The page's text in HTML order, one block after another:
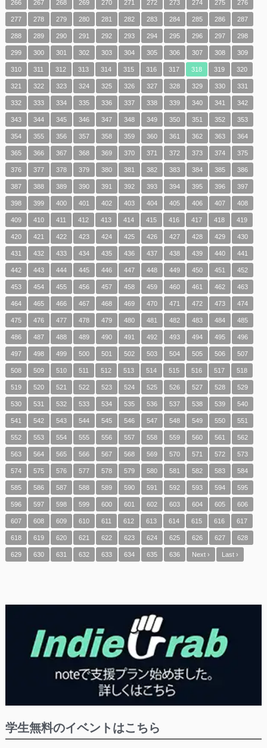
266 267 268 269 270 271 272 273 274 275 276
277 278 279 280 281 282 283 284 285 286 287
288 289 290 291 292 293 294 295 296 297 298
299 300 301 302 303 304 305 306 307 308 309
310 311 312 313 314 315 316 317 318 319 320
321 322 323 324 325 326 327 328 329 330 331
332 333 334 335 336 337 338 339 340 341 342
343 344 345 346 347 348 349 350 351 352 353
354 355 356 357 358 359 360 361 362 363 364
365 366 367 368 369 370 371 372 373 374 375
376 377 378 379 380 381 382 383 384 385 386
387 388 389 390 391 392 393 394 395 396 397
398 399 400 401 402 403 404 405 406 407 408
409 410 411 412 413 414 415 416 417 418 419
420 421 422 423 424 425 426 427 428 429 430
431 432 433 434 435 436 437 438 439 440 441
442 443 444 445 446 447 448 449 450 451 452
453 454 455 456 457 458 459 460 461 462 463
464 465 466 467 468 469 470 471 472 473 474
475 476 477 478 479 480 481 482 483 484 485
486 487 488 489 490 491 492 493 494 495 496
497 498 499 500 501 502 503 504 505 506 507
508 509 510 511 512 513 514 515 516 517 518
519 520 521 522 523 524 525 526 527 528 529
530 531 532 533 534 535 536 537 538 539 540
541 542 543 544 545 546 547 548 549 550 551
552 553 554 555 556 557 558 559 560 561 562
563 564 565 566 567 568 569 570 571 572 573
574 575 576 577 578 579 580 581 582 583 584
585 586 587 588 589 590 591 592 593 594 595
596 597 598 599 600 601 602 603 604 605 606
607 608 609 610 611 612 613 614 615 616 617
618 619 620 621 622 623 624 625 626 627 628
629 630 631 632 633 634 635 636 Next › Last ›
学生無料のイベントはこちら